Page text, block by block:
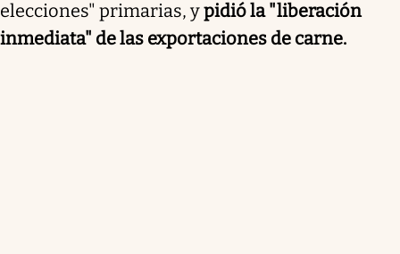
elecciones" primarias, ypidió la "liberación
inmediata" de las exportaciones de carne.